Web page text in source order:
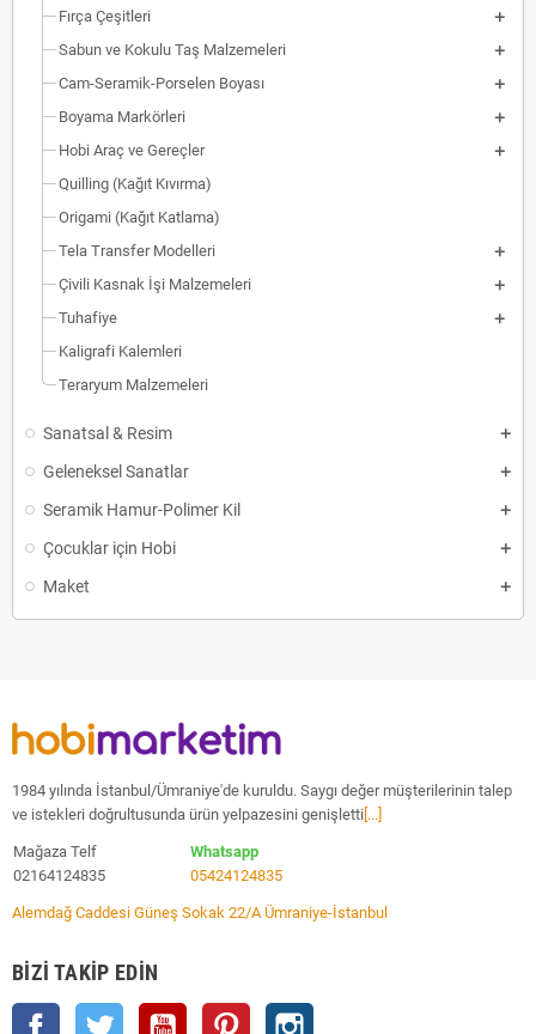
Fırça Çeşitleri
Sabun ve Kokulu Taş Malzemeleri
Cam-Seramik-Porselen Boyası
Boyama Markörleri
Hobi Araç ve Gereçler
Quilling (Kağıt Kıvırma)
Origami (Kağıt Katlama)
Tela Transfer Modelleri
Çivili Kasnak İşi Malzemeleri
Tuhafiye
Kaligrafi Kalemleri
Teraryum Malzemeleri
Sanatsal & Resim
Geleneksel Sanatlar
Seramik Hamur-Polimer Kil
Çocuklar için Hobi
Maket
1984 yılında İstanbul/Ümraniye'de kuruldu. Saygı değer müşterilerinin talep
ve istekleri doğrultusunda ürün yelpazesini genişletti [...]
Mağaza Telf
02164124835
Whatsapp
05424124835
Alemdağ Caddesi Güneş Sokak 22/A Ümraniye-İstanbul
BIZI TAKIP EDIN
Facebook Twitter YouTube Pinterest